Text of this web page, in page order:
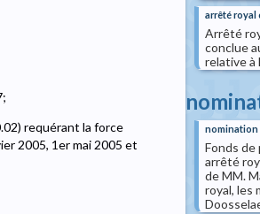
requérant la force
2005, 1er mai 2005 et
arrêté royal
Arrêté
conclue
relative à
nomination
Fonds
arrêté
de MM.
royal, les